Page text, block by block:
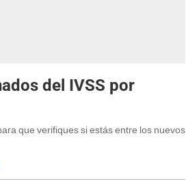
del IVSS por
que verifiques si estás entre los nuevos